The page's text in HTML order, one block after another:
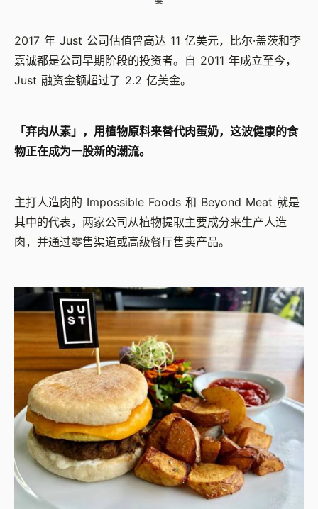
2017 年 Just 公司估值曾高达 11 亿美元，比尔·盖茨和李
嘉诚都是公司早期阶段的投资者。自 2011 年成立至今，
Just 融资金额超过了 2.2 亿美金。
「弃肉从素」，用植物原料来替代肉蛋奶，这波健康的食
物正在成为一股新的潮流。
主打人造肉的 Impossible Foods 和 Beyond Meat 就是
其中的代表，两家公司从植物提取主要成分来生产人造
肉，并通过零售渠道或高级餐厅售卖产品。